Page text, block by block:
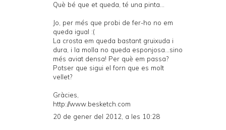
Què bé que et queda, té una pinta...
Jo, per més que probi de fer-ho no em
queda igual :(
La crosta em queda bastant gruixuda i
dura, i la molla no queda esponjosa...sino
més aviat densa! Per què em passa?
Potser que sigui el forn que es molt
vellet?
Gràcies,
http://www.besketch.com
20 de gener del 2012, a les 10:28